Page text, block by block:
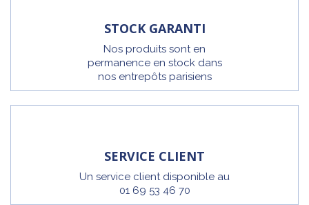
STOCK GARANTI
Nos produits sont en
permanence en stock dans
nos entrepôts parisiens
SERVICE CLIENT
Un service client disponible au
01 69 53 46 70